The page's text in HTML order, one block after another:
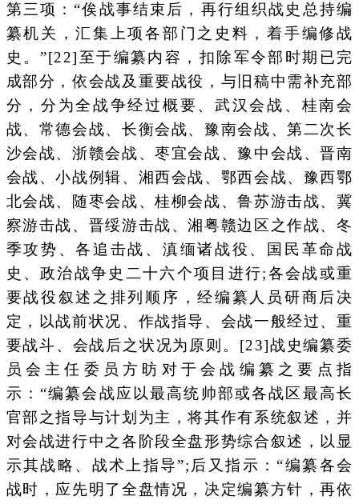
第三项：“俟战事结束后，再行组织战史总持编
纂机关，汇集上项各部门之史料，着手编修战
史。”[22]至于编纂内容，扣除军令部时期已完
成部分，依会战及重要战役，与旧稿中需补充部
分，分为全战争经过概要、武汉会战、桂南会
战、常德会战、长衡会战、豫南会战、第二次长
沙会战、浙赣会战、枣宜会战、豫中会战、晋南
会战、小战例辑、湘西会战、鄂西会战、豫西鄂
北会战、随枣会战、桂柳会战、鲁苏游击战、冀
察游击战、晋绥游击战、湘粤赣边区之作战、冬
季攻势、各追击战、滇缅诸战役、国民革命战
史、政治战争史二十六个项目进行;各会战或重
要战役叙述之排列顺序，经编纂人员研商后决
定，以战前状况、作战指导、会战一般经过、重
要战斗、会战后之状况为原则。[23]战史编纂委
员会主任委员方昉对于会战编纂之要点指
示：“编纂会战应以最高统帅部或各战区最高长
官部之指导与计划为主，将其作有系统叙述，并
对会战进行中之各阶段全盘形势综合叙述，以显
示其战略、战术上指导”;后又指示：“编纂各会
战时，应先明了全盘情况，决定编纂方针，再依